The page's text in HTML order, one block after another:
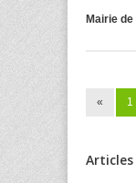
Mairie de
« 1